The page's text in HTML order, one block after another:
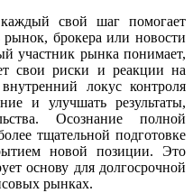
каждый свой шаг помогает
брокера или новости
участник рынка понимает,
свои риски и реакции на
локус контроля
и улучшать результаты,
Осознание полной
тщательной подготовке
новой позиции. Это
основу для долгосрочной
рынках.